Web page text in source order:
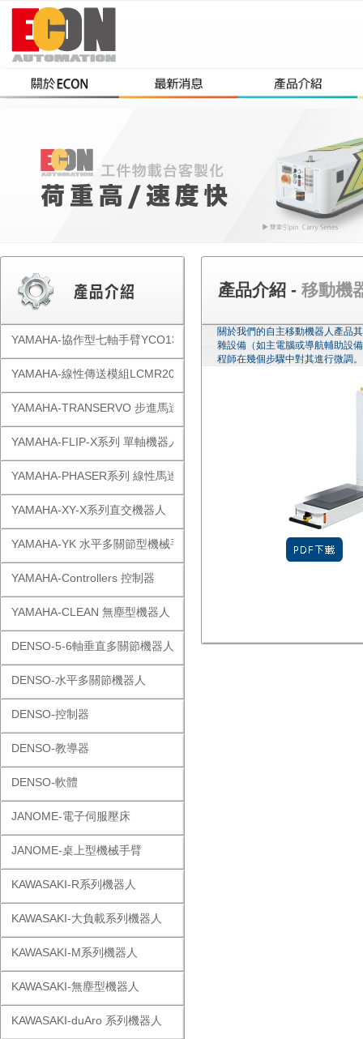
YAMAHA-協作型七軸手臂YCO1300
YAMAHA-線性傳送模組LCMR200
YAMAHA-TRANSERVO 步進馬達單軸
YAMAHA-FLIP-X系列 單軸機器人
YAMAHA-PHASER系列 線性馬達
YAMAHA-XY-X系列直交機器人
YAMAHA-YK 水平多關節型機械手
YAMAHA-Controllers 控制器
YAMAHA-CLEAN 無塵型機器人
DENSO-5-6軸垂直多關節機器人
DENSO-水平多關節機器人
DENSO-控制器
DENSO-教導器
DENSO-軟體
JANOME-電子伺服壓床
JANOME-桌上型機械手臂
KAWASAKI-R系列機器人
KAWASAKI-大負載系列機器人
KAWASAKI-M系列機器人
KAWASAKI-無塵型機器人
KAWASAKI-duAro 系列機器人
產品介紹 - 移動機
關於我們的自主移動機器人產品
雜設備（如主電腦或導航輔助設
程師在幾個步驟中對其進行微調